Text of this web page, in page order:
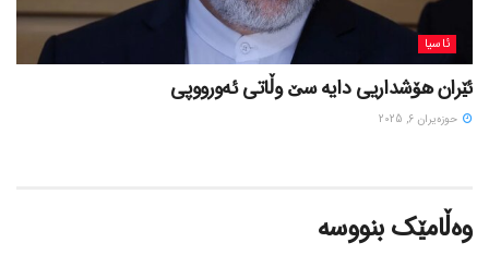
ئاسیا
ئێران هۆشداریی دایە سێ وڵاتی ئەورووپی
حوزه‌یران 6, 2025
وەڵامێک بنووسە